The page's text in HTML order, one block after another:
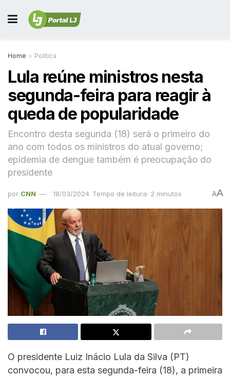
Home Política
Lula reúne ministros nesta
segunda-feira para reagir à
queda de popularidade
Encontro desta segunda (18) será o primeiro do
ano com todos os ministros do atual governo;
epidemia de dengue também é preocupação do
presidente
por CNN 18/03/2024 Tempo de leitura: 2 minutos AA
O presidente Luiz Inácio Lula da Silva (PT)
convocou, para esta segunda-feira (18), a primeira